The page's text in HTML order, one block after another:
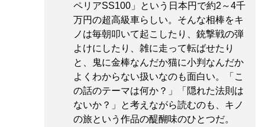
ペリアSS100」という日本円で約2～4千
万円の超高級車らしい。そんな相棒をキ
ノは毎朝叩いて起こしたり、銃撃戦の弾
よけにしたり、雑に走って転ばせたり
と、鬼に金棒なんだか猫に小判なんだか
よくわからない扱いなのも面白い。「こ
の話のテーマは何か？」「隠れた法則は
ないか？」と考えながら読むのも、キノ
の旅という作品の醍醐味のひとつだ。